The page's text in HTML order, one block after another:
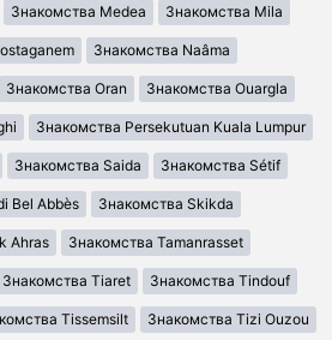
Знакомства Medea Знакомства Mila
Знакомства Naâma
Знакомства Oran Знакомства Ouargla
Знакомства Persekutuan Kuala Lumpur
Знакомства Saida Знакомства Sétif
Bel Abbès Знакомства Skikda
Ahras Знакомства Tamanrasset
Знакомства Tiaret Знакомства Tindouf
Tissemsilt Знакомства Tizi Ouzou